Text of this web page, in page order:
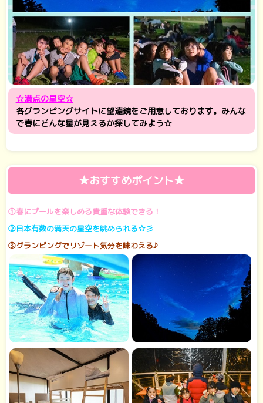
☆満点の星空☆
各グランピングサイトに望遠鏡をご用意しております。みんな
で春にどんな星が見えるか探してみよう☆
★おすすめポイント★
①春にプールを楽しめる貴重な体験できる！
②日本有数の満天の星空を眺められる☆彡
③グランピングでリゾート気分を味わえる♪